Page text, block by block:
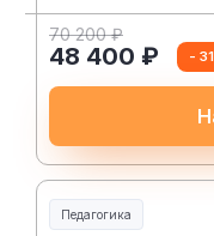
70 200 ₽
48 400 ₽ -
Педагогика
Образование и педагогика